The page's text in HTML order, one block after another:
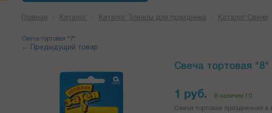
Главная Каталог Каталог Товары для праздника Каталог Свечи
Свеча тортовая "7"
← Предыдущий товар
Свеча тортовая "8"
1 руб. В наличии 10
Свеча тортовая праздничная